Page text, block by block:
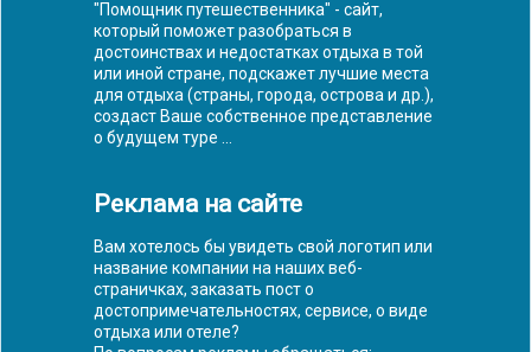
"Помощник путешественника" - сайт,
который поможет разобраться в
достоинствах и недостатках отдыха в той
или иной стране, подскажет лучшие места
для отдыха (страны, города, острова и др.),
создаст Ваше собственное представление
о будущем туре ...
Реклама на сайте
Вам хотелось бы увидеть свой логотип или
название компании на наших веб-
страничках, заказать пост о
достопримечательностях, сервисе, о виде
отдыха или отеле?